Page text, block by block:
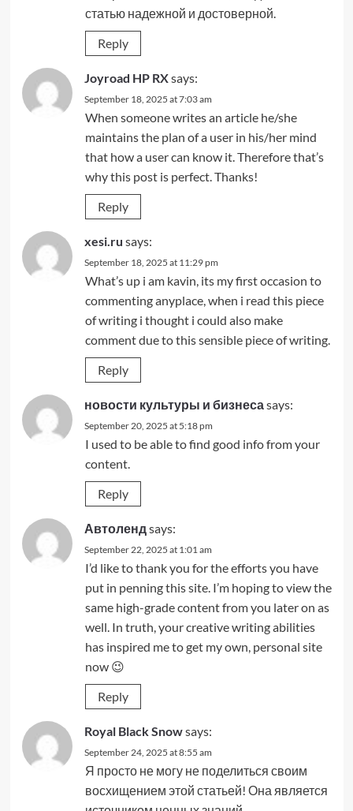
статью надежной и достоверной.
Reply
Joyroad HP RXsays:
September 18, 2025 at 7:03 am
When someone writes an article he/she
maintains the plan of a user in his/her mind
that how a user can know it. Therefore that’s
why this post is perfect. Thanks!
Reply
xesi.ru says:
September 18, 2025 at 11:29 pm
What’s up i am kavin, its my first occasion to
commenting anyplace, when i read this piece
of writing i thought i could also make
comment due to this sensible piece of writing.
Reply
новости культуры и бизнесаsays:
September 20, 2025 at 5:18 pm
I used to be able to find good info from your
content.
Reply
Автолендsays:
September 22, 2025 at 1:01 am
I’d like to thank you for the efforts you have
put in penning this site. I’m hoping to view the
same high-grade content from you later on as
well. In truth, your creative writing abilities
has inspired me to get my own, personal site
now 😉
Reply
Royal Black Snowsays:
September 24, 2025 at 8:55 am
Я просто не могу не поделиться своим
восхищением этой статьей! Она является